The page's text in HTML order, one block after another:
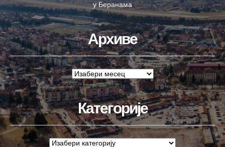
у Беранама
Архиве
Категорије